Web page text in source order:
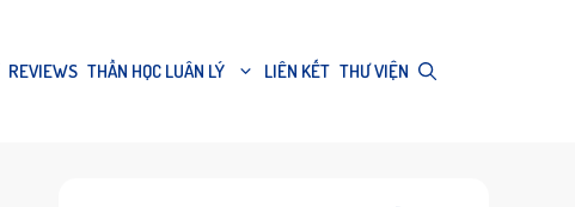
REVIEWS THẦN HỌC LUÂN LÝ LIÊN KẾT THƯ VIỆN